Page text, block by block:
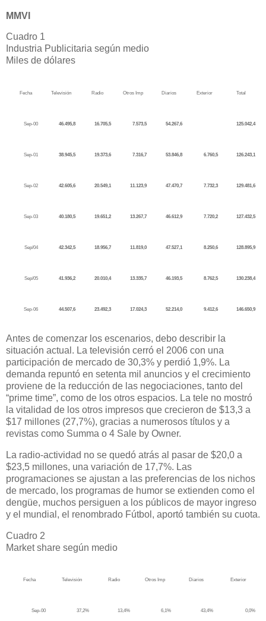
MMVI
Cuadro 1
Industria Publicitaria según medio
Miles de dólares
Fecha Televisión Radio Otros Imp Diarios Exterior Total
Sep-00 46.495,8 16.705,5 7.573,5 54.267,6 125.042,4
Sep-01 38.945,5 19.373,6 7.316,7 53.846,8 6.760,5 126.243,1
Sep-02 42.605,6 20.549,1 11.123,9 47.470,7 7.732,3 129.481,6
Sep-03 40.180,5 19.651,2 13.267,7 46.612,9 7.720,2 127.432,5
Sep/04 42.342,5 18.956,7 11.819,0 47.527,1 8.250,6 128.895,9
Sep/05 41.936,2 20.010,4 13.335,7 46.193,5 8.762,5 130.238,4
Sep-06 44.507,6 23.492,3 17.024,3 52.214,0 9.412,6 146.650,9
Antes de comenzar los escenarios, debo describir la
situación actual. La televisión cerró el 2006 con una
participación de mercado de 30,3% y perdió 1,9%. La
demanda repuntó en setenta mil anuncios y el crecimiento
proviene de la reducción de las negociaciones, tanto del
“prime time”, como de los otros espacios. La tele no mostró
la vitalidad de los otros impresos que crecieron de $13,3 a
$17 millones (27,7%), gracias a numerosos títulos y a
revistas como Summa o 4 Sale by Owner.
La radio-actividad no se quedó atrás al pasar de $20,0 a
$23,5 millones, una variación de 17,7%. Las
programaciones se ajustan a las preferencias de los nichos
de mercado, los programas de humor se extienden como el
dengüe, muchos persiguen a los públicos de mayor ingreso
y el mundial, el renombrado Fútbol, aportó también su cuota.
Cuadro 2
Market share según medio
Fecha Televisión Radio Otros Imp Diarios Exterior
Sep-00 37,2% 13,4% 6,1% 43,4% 0,0%